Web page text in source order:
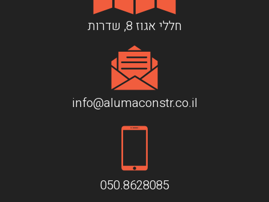
חללי אגוז 8, שדרות
info@alumaconstr.co.il
050.8628085